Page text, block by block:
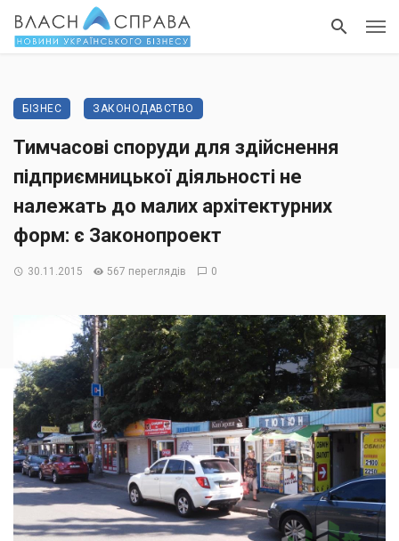
БІЗНЕС ЗАКОНОДАВСТВО
Тимчасові споруди для здійснення
підприємницької діяльності не
належать до малих архітектурних
форм: є Законопроект
30.11.2015 567 переглядів 0